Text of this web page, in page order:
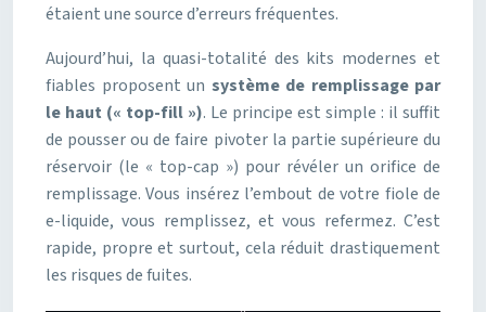
étaient une source d’erreurs fréquentes.
Aujourd’hui, la quasi-totalité des kits modernes et
fiables proposent un système de remplissage par
le haut (« top-fill »). Le principe est simple : il suffit
de pousser ou de faire pivoter la partie supérieure du
réservoir (le « top-cap ») pour révéler un orifice de
remplissage. Vous insérez l’embout de votre fiole de
e-liquide, vous remplissez, et vous refermez. C’est
rapide, propre et surtout, cela réduit drastiquement
les risques de fuites.